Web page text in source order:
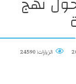
الزيارات: 24590